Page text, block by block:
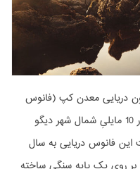
دریایی معدن کپ (فانوس
دریایی با نام مستعارکپ آندرانومودی) را در 10 مایلیِ شمال شهر دیگو
این فانوس دریایی به سال